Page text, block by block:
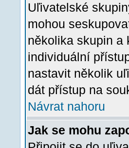
Uľivatelské
mohou
několika skupin a
individuální
nastavit několik
dát přístup na
Návrat nahoru
Jak se mohu